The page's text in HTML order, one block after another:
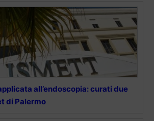
all’endoscopia: curati due
di Palermo